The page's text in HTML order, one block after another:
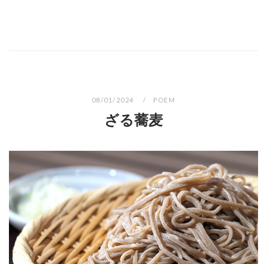
08/01/2024 POEM
ざる蕎麦